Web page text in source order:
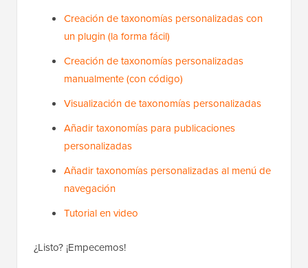
Creación de taxonomías personalizadas con
un plugin (la forma fácil)
Creación de taxonomías personalizadas
manualmente (con código)
Visualización de taxonomías personalizadas
Añadir taxonomías para publicaciones
personalizadas
Añadir taxonomías personalizadas al menú de
navegación
Tutorial en video
¿Listo? ¡Empecemos!